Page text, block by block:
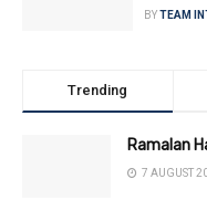
BYTEAM
Trending
Ramalan
7 AUGUST